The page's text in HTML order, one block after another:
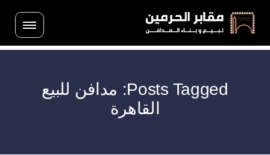
Posts Tagged: مدافن للبيع
القاهرة